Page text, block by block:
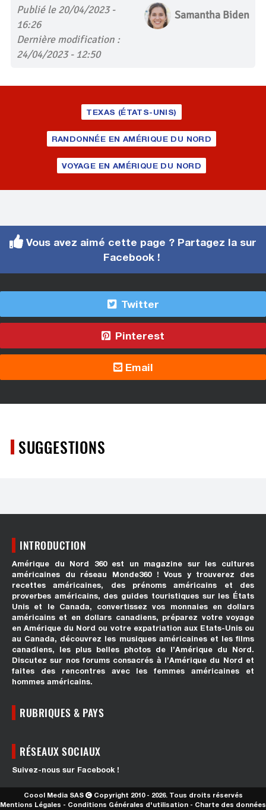
Publié le 20/04/2023 -
16:26
Dernière modification :
24/04/2023 - 12:50
Samantha Biden
TEXAS (ÉTATS-UNIS)
RANDONNÉE EN AMÉRIQUE DU NORD
VOYAGE EN AMÉRIQUE DU NORD
Vous avez aimé cette page ? Partagez la sur
Facebook !
Twitter
Pinterest
Email
SUGGESTIONS
INTRODUCTION
Amérique du Nord 360 est un magazine sur les cultures
américaines du réseau Monde360 ! Vous y trouverez des
recettes américaines, des prénoms américains et des
proverbes américains, des guides touristiques sur les États
Unis et le Canada, convertissez vos monnaies en dollars
américains et en dollars canadiens, préparez votre voyage
en Amérique du Nord ou votre expatriation aux Etats-Unis ou
au Canada, découvrez les musiques américaines et les films
canadiens, les plus belles photos de l’Amérique du Nord.
Discutez sur nos forums consacrés à l’Amérique du Nord et
faites des rencontres avec les femmes américaines et
hommes américains.
RUBRIQUES & PAYS
RÉSEAUX SOCIAUX
Suivez-nous sur Facebook !
Coool Media SAS
Copyright 2010 - 2026. Tous droits réservés
Mentions Légales - Conditions Générales d'utilisation - Charte des données